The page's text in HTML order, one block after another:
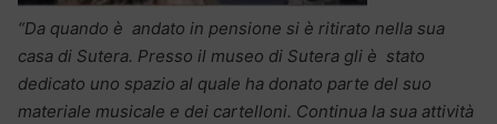
“Da quando è andato in pensione si è ritirato nella sua
casa di Sutera. Presso il museo di Sutera gli è stato
dedicato uno spazio al quale ha donato parte del suo
materiale musicale e dei cartelloni. Continua la sua attività